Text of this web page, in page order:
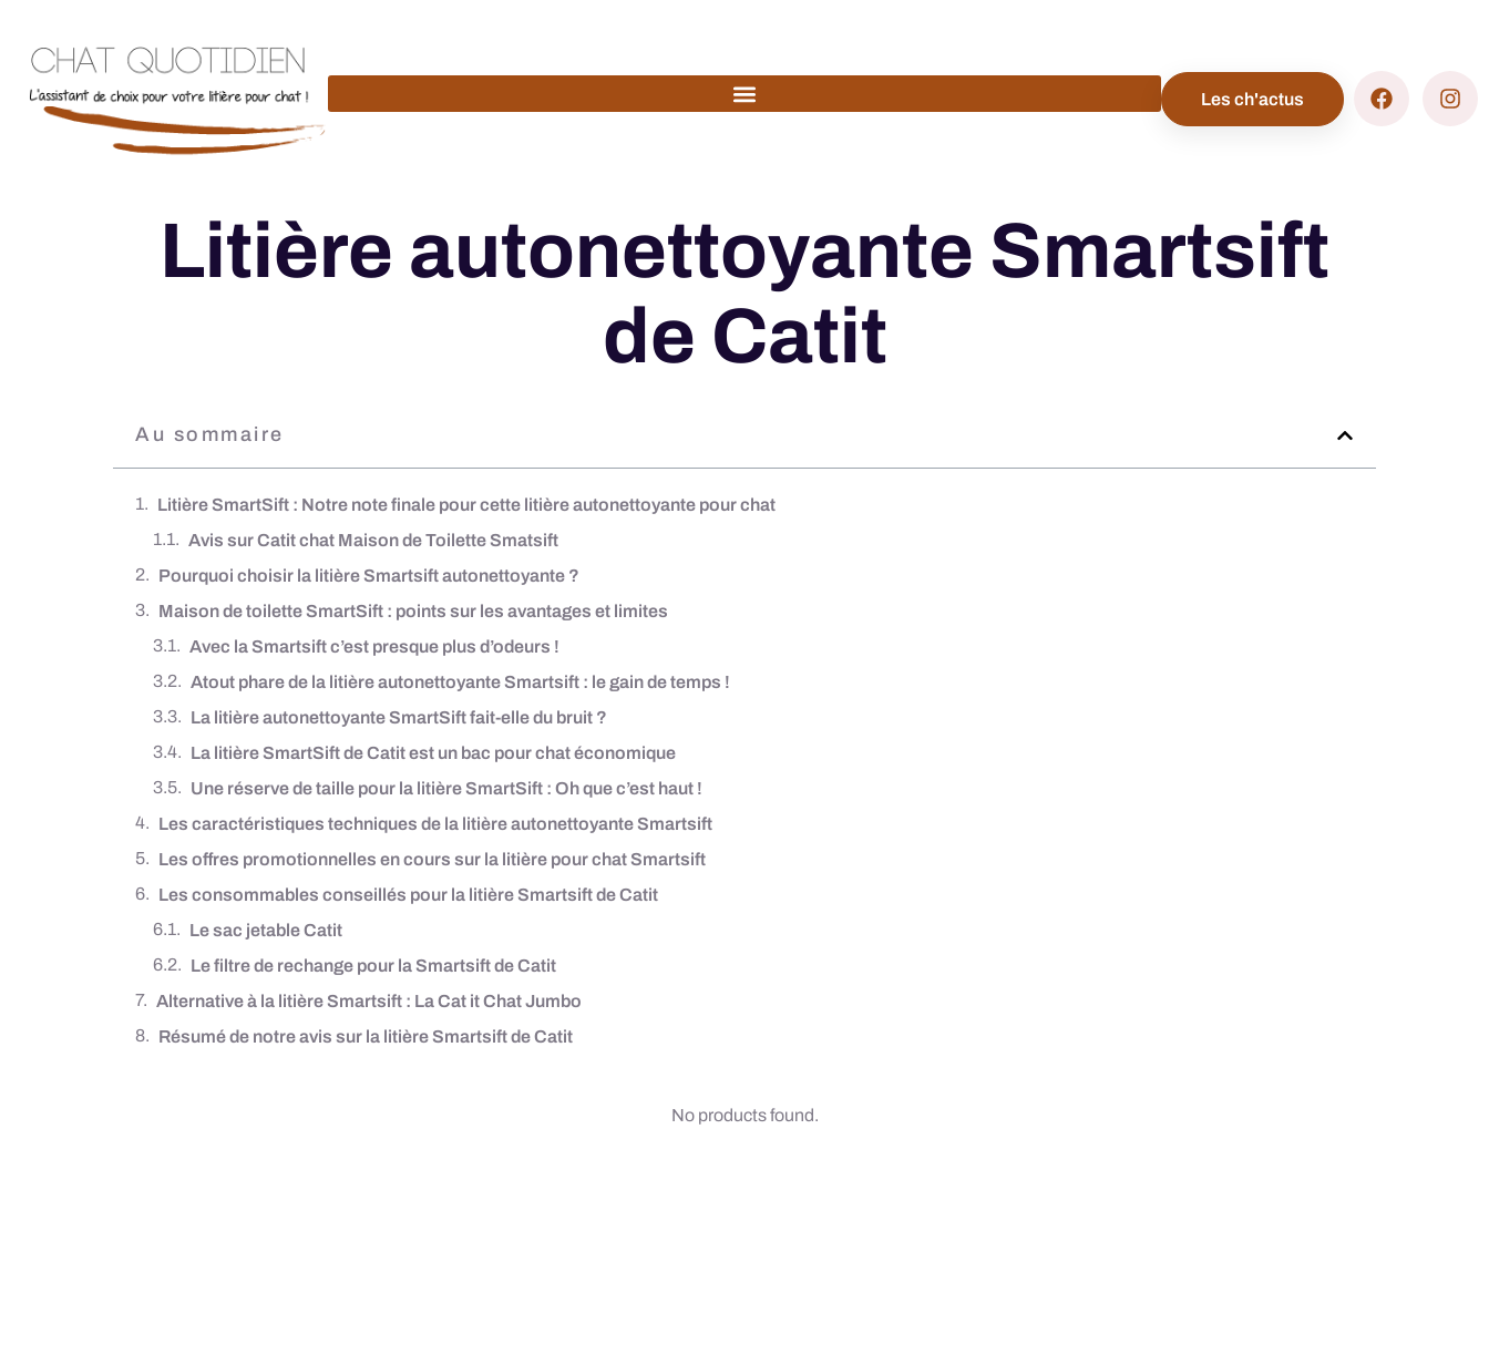
Les ch'actus
Litière autonettoyante Smartsift
de Catit
Au sommaire
Litière SmartSift : Notre note finale pour cette litière autonettoyante pour chat
Avis sur Catit chat Maison de Toilette Smatsift
Pourquoi choisir la litière Smartsift autonettoyante ?
Maison de toilette SmartSift : points sur les avantages et limites
Avec la Smartsift c’est presque plus d’odeurs !
Atout phare de la litière autonettoyante Smartsift : le gain de temps !
La litière autonettoyante SmartSift fait-elle du bruit ?
La litière SmartSift de Catit est un bac pour chat économique
Une réserve de taille pour la litière SmartSift : Oh que c’est haut !
Les caractéristiques techniques de la litière autonettoyante Smartsift
Les offres promotionnelles en cours sur la litière pour chat Smartsift
Les consommables conseillés pour la litière Smartsift de Catit
Le sac jetable Catit
Le filtre de rechange pour la Smartsift de Catit
Alternative à la litière Smartsift : La Cat it Chat Jumbo
Résumé de notre avis sur la litière Smartsift de Catit
No products found.